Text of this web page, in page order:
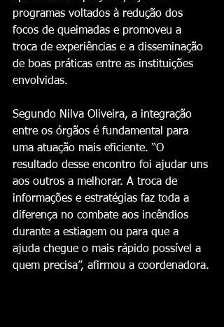
programas voltados à redução dos
focos de queimadas e promoveu a
troca de experiências e a disseminação
de boas práticas entre as instituições
envolvidas.
Segundo Nilva Oliveira, a integração
entre os órgãos é fundamental para
uma atuação mais eficiente. “O
resultado desse encontro foi ajudar uns
aos outros a melhorar. A troca de
informações e estratégias faz toda a
diferença no combate aos incêndios
durante a estiagem ou para que a
ajuda chegue o mais rápido possível a
quem precisa”, afirmou a coordenadora.